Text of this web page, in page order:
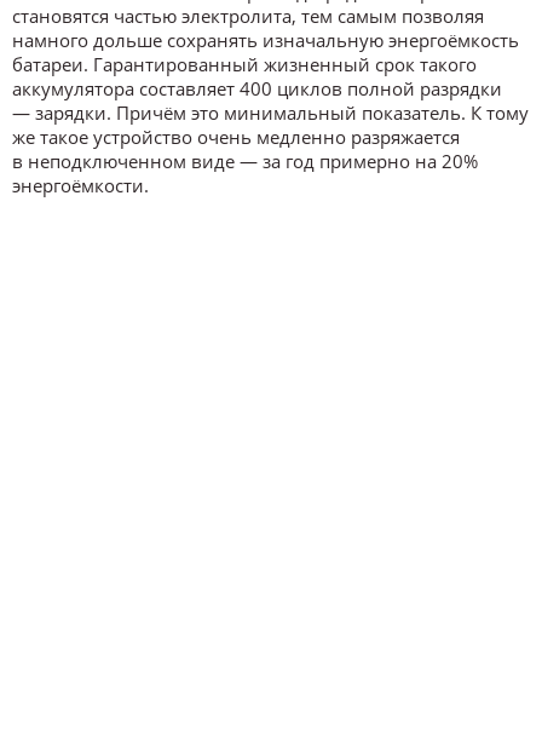
становятся частью электролита, тем самым позволяя
намного дольше сохранять изначальную энергоёмкость
батареи. Гарантированный жизненный срок такого
аккумулятора составляет 400 циклов полной разрядки
— зарядки. Причём это минимальный показатель. К тому
же такое устройство очень медленно разряжается
в неподключенном виде — за год примерно на 20%
энергоёмкости.